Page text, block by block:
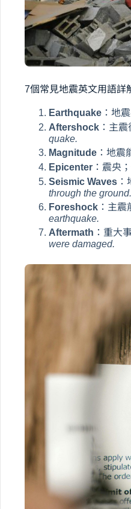
7個常見地震英文用語詳
Earthquake ：地
Aftershock ：主
quake.
Magnitude ：地震
Epicenter ：震央
Seismic Waves
through the ground.
Foreshock ：主震
earthquake.
Aftermath ：重大
were damaged.